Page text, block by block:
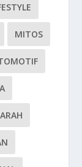
MITOS